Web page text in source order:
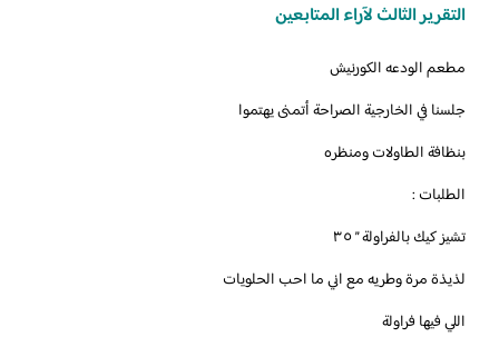
التقرير الثالث لآراء المتابعين
‏مطعم الودعه الكورنيش
جلسنا في الخارجية الصراحة أتمنى يهتموا
بنظافة الطاولات ومنظره
الطلبات :
تشيز كيك بالفراولة ” ٣٥
لذيذة مرة وطريه مع اني ما احب الحلويات
اللي فيها فراولة